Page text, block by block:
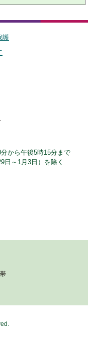
護
から午後5時15分まで
日～1月3日）を除く